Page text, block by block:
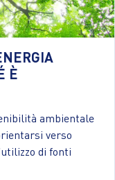
È
ambientale
verso
di fonti